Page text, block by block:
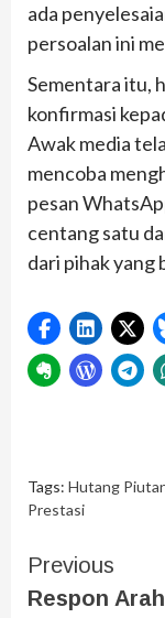
ada
persoalan ini
Sementara itu,
konfirmasi
Awak media
mencoba
pesan
centang satu
dari pihak yang
Tags: Hutang
Prestasi
Previous
Respon